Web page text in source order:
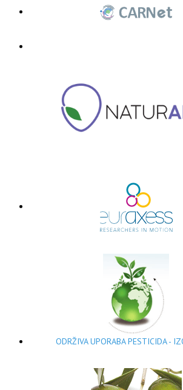
ODRŽIVA UPORABA PESTICIDA -